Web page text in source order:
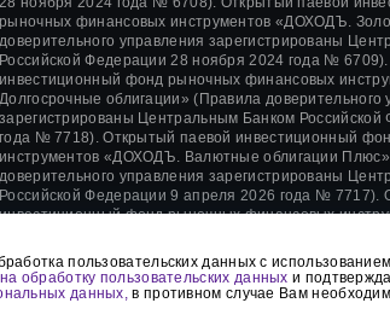
рыночных финансовых инструментов «ДОХОДЪ.
доверительного управления зарегистрированы
Российской Федерации28 ноября 2024 года № 6709).
инвестиционный фонд рыночных финансовых
Долгосрочные облигации» (Правила доверительного
зарегистрированы Центральным Банком
года № 7718). Открытый паевой инвестиционный
инструментов «ДОХОДЪ. Валютные облигации
доверительного управления зарегистрированы
Российской Федерации 9 апреля 2026 года № 7717).
инвестиционный фонд рыночных финансовых
Центральным Банком Российской Федерации 8 июня
пользовательских данных с
обработку пользовательских данных и
данных, в противном случае Вам